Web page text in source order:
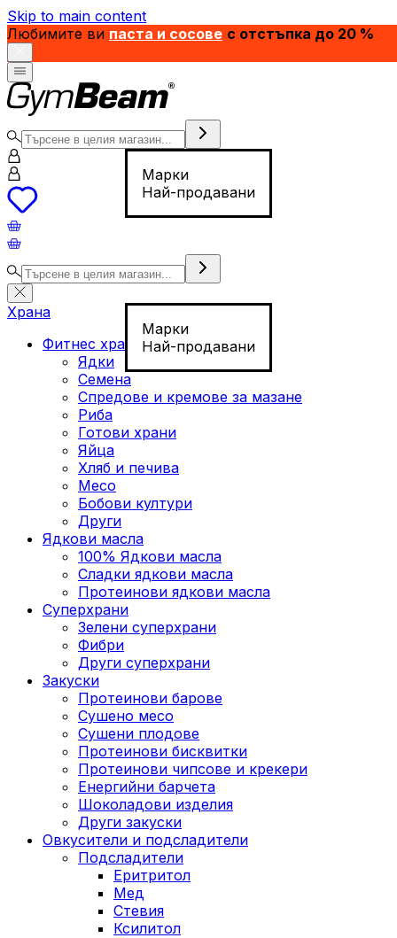
Skip to main content
Любимите ви паста и сосове с отстъпка до 20 %
Марки
Най-продавани
Марки
Най-продавани
Храна
Фитнес храна
Ядки
Семена
Спредове и кремове за мазане
Риба
Готови храни
Яйца
Хляб и печива
Месо
Бобови култури
Други
Ядкови масла
100% Ядкови масла
Сладки ядкови масла
Протеинови ядкови масла
Суперхрани
Зелени суперхрани
Фибри
Други суперхрани
3акуски
Протеинови бaрове
Сушено месо
Сушени плодове
Протеинови бисквитки
Протеинови чипсове и крекери
Енергийни барчета
Шоколадови изделия
Други закуски
Овкусители и подсладители
Подсладители
Еритритол
Мед
Стевия
Ксилитол